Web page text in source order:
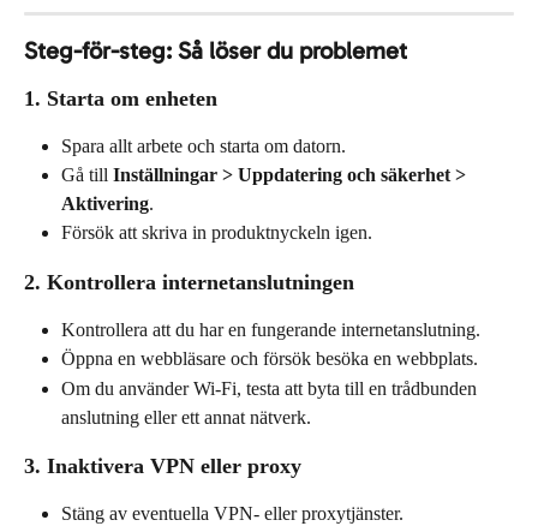
Steg-för-steg: Så löser du problemet
1. Starta om enheten
Spara allt arbete och starta om datorn.
Gå till Inställningar > Uppdatering och säkerhet >
Aktivering.
Försök att skriva in produktnyckeln igen.
2. Kontrollera internetanslutningen
Kontrollera att du har en fungerande internetanslutning.
Öppna en webbläsare och försök besöka en webbplats.
Om du använder Wi-Fi, testa att byta till en trådbunden
anslutning eller ett annat nätverk.
3. Inaktivera VPN eller proxy
Stäng av eventuella VPN- eller proxytjänster.